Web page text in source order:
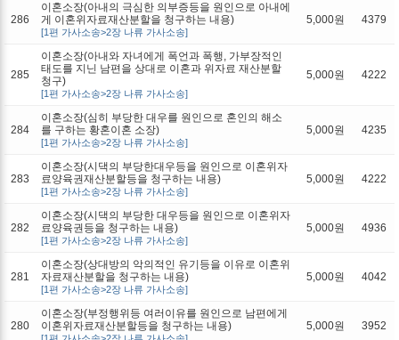
286
이혼소장(아내의 극심한 의부증등을 원인으로 아내에
게 이혼위자료재산분할을 청구하는 내용)
[1편 가사소송>2장 나류 가사소송]
5,000원 4379
285
이혼소장(아내와 자녀에게 폭언과 폭행, 가부장적인
태도를 지닌 남편을 상대로 이혼과 위자료 재산분할
청구)
[1편 가사소송>2장 나류 가사소송]
5,000원 4222
284
이혼소장(심히 부당한 대우를 원인으로 혼인의 해소
를 구하는 황혼이혼 소장)
[1편 가사소송>2장 나류 가사소송]
5,000원 4235
283
이혼소장(시댁의 부당한대우등을 원인으로 이혼위자
료양육권재산분할등을 청구하는 내용)
[1편 가사소송>2장 나류 가사소송]
5,000원 4222
282
이혼소장(시댁의 부당한 대우등을 원인으로 이혼위자
료양육권등을 청구하는 내용)
[1편 가사소송>2장 나류 가사소송]
5,000원 4936
281
이혼소장(상대방의 악의적인 유기등을 이유로 이혼위
자료재산분할을 청구하는 내용)
[1편 가사소송>2장 나류 가사소송]
5,000원 4042
280
이혼소장(부정행위등 여러이유를 원인으로 남편에게
이혼위자료재산분할등을 청구하는 내용)
5,000원 3952